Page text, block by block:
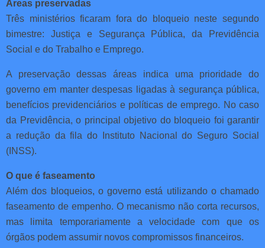
Áreas preservadas
Três ministérios ficaram fora do bloqueio neste segundo
bimestre: Justiça e Segurança Pública, da Previdência
Social e do Trabalho e Emprego.
A preservação dessas áreas indica uma prioridade do
governo em manter despesas ligadas à segurança pública,
benefícios previdenciários e políticas de emprego. No caso
da Previdência, o principal objetivo do bloqueio foi garantir
a redução da fila do Instituto Nacional do Seguro Social
(INSS).
O que é faseamento
Além dos bloqueios, o governo está utilizando o chamado
faseamento de empenho. O mecanismo não corta recursos,
mas limita temporariamente a velocidade com que os
órgãos podem assumir novos compromissos financeiros.